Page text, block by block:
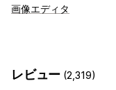
SEOツール
スキーマ Robots.txt
画像エディタ
レビュー (2,319)